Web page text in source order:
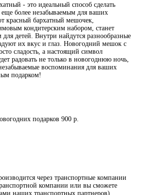
- это идеальный способ сделать
более незабываемым для ваших
красный бархатный мешочек,
кондитерским набором, станет
детей. Внутри найдутся разнообразные
их вкус и глаз. Новогодний мешок с
сладость, а настоящий символ
радовать не только в новогоднюю ночь,
воспоминания для ваших
подарком!
подарков 900 р.
через транспортные компании
компании или вы сможете
наших транспортных партнеров)